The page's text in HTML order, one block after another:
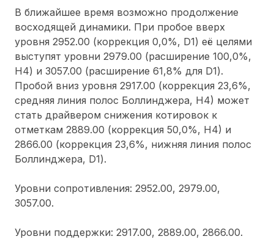
В ближайшее время возможно продолжение
восходящей динамики. При пробое вверх
уровня 2952.00 (коррекция 0,0%, D1) её целями
выступят уровни 2979.00 (расширение 100,0%,
H4) и 3057.00 (расширение 61,8% для D1).
Пробой вниз уровня 2917.00 (коррекция 23,6%,
средняя линия полос Боллинджера, Н4) может
стать драйвером снижения котировок к
отметкам 2889.00 (коррекция 50,0%, Н4) и
2866.00 (коррекция 23,6%, нижняя линия полос
Боллинджера, D1).
Уровни сопротивления: 2952.00, 2979.00,
3057.00.
Уровни поддержки: 2917.00, 2889.00, 2866.00.